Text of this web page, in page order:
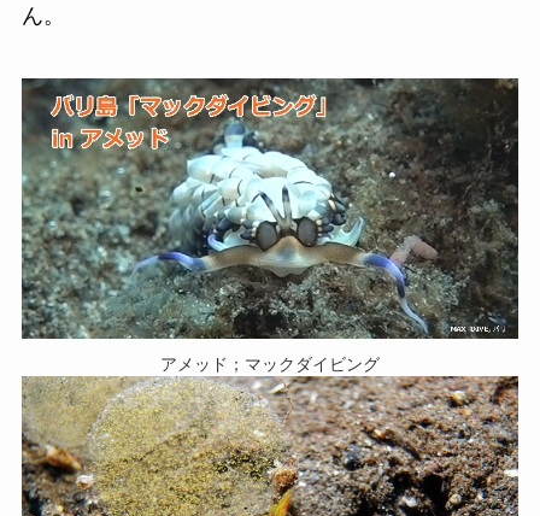
ん。
アメッド；マックダイビング